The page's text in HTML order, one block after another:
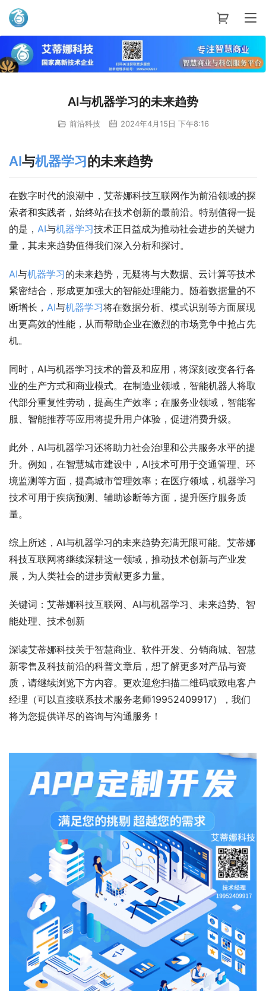
艾蒂娜科技
AI与机器学习的未来趋势
前沿科技 2024年4月15日 下午8:16
AI与机器学习的未来趋势
在数字时代的浪潮中，艾蒂娜科技互联网作为前沿领域的探
索者和实践者，始终站在技术创新的最前沿。特别值得一提
的是， AI与机器学习技术正日益成为推动社会进步的关键力
量，其未来趋势值得我们深入分析和探讨。
AI与机器学习的未来趋势，无疑将与大数据、云计算等技术
紧密结合，形成更加强大的智能处理能力。随着数据量的不
断增长， AI与机器学习将在数据分析、模式识别等方面展现
出更高效的性能，从而帮助企业在激烈的市场竞争中抢占先
机。
同时，AI与机器学习技术的普及和应用，将深刻改变各行各
业的生产方式和商业模式。在制造业领域，智能机器人将取
代部分重复性劳动，提高生产效率；在服务业领域，智能客
服、智能推荐等应用将提升用户体验，促进消费升级。
此外，AI与机器学习还将助力社会治理和公共服务水平的提
升。例如，在智慧城市建设中，AI技术可用于交通管理、环
境监测等方面，提高城市管理效率；在医疗领域，机器学习
技术可用于疾病预测、辅助诊断等方面，提升医疗服务质
量。
综上所述，AI与机器学习的未来趋势充满无限可能。艾蒂娜
科技互联网将继续深耕这一领域，推动技术创新与产业发
展，为人类社会的进步贡献更多力量。
关键词：艾蒂娜科技互联网、AI与机器学习、未来趋势、智
能处理、技术创新
深读艾蒂娜科技关于智慧商业、软件开发、分销商城、智慧
新零售及科技前沿的科普文章后，想了解更多对产品与资
质，请继续浏览下方内容。更欢迎您扫描二维码或致电客户
经理（可以直接联系技术服务老师19952409917），我们
将为您提供详尽的咨询与沟通服务！